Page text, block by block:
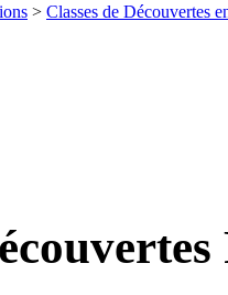
> Classes de Découvertes